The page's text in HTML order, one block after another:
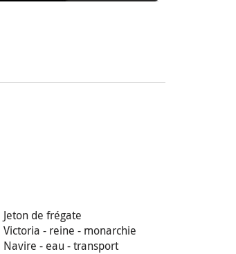
Jeton de frégate
Victoria - reine - monarchie
Navire - eau - transport